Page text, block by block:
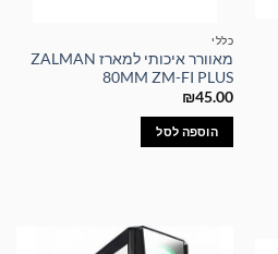
כללי
מאוורר איכותי למארז ZALMAN
80MM ZM-FI PLUS
₪45.00
הוספה לסל